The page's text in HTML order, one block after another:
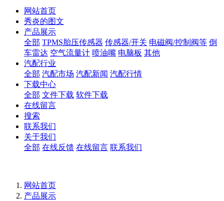
网站首页
秀炎的图文
产品展示
全部 TPMS胎压传感器 传感器/开关 电磁阀/控制阀等 倒
车雷达 空气流量计 喷油嘴 电脑板 其他
汽配行业
全部 汽配市场 汽配新闻 汽配行情
下载中心
全部 文件下载 软件下载
在线留言
搜索
联系我们
关于我们
全部 在线反馈 在线留言 联系我们
网站首页
产品展示